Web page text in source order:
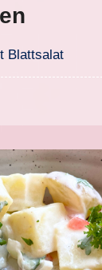
Blattsalat